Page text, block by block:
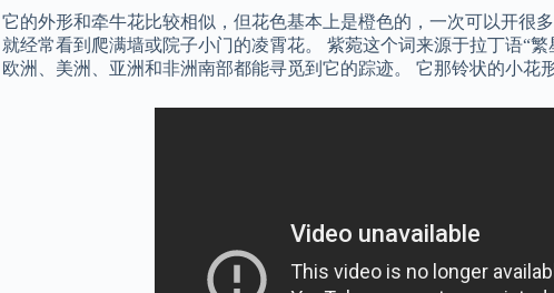
它的外形和牵牛花比较相似，但花色基本上是橙色的，一次可以开很
就经常看到爬满墙或院子小门的凌霄花。 紫菀这个词来源于拉丁语“
欧洲、美洲、亚洲和非洲南部都能寻觅到它的踪迹。 它那铃状的小花